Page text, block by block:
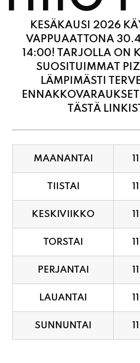
VAPPUAATTONA
14:00! TARJOLLA ON
SUOSITUIMMAT
LÄMPIMÄSTI
ENNAKKOVARAUKSET
TÄSTÄ
TIISTAI
KESKIVIIKKO
TORSTAI
PERJANTAI
LAUANTAI
SUNNUNTAI